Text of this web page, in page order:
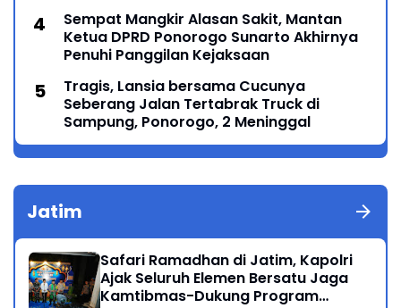
Sempat Mangkir Alasan Sakit, Mantan
Ketua DPRD Ponorogo Sunarto Akhirnya
Penuhi Panggilan Kejaksaan
Tragis, Lansia bersama Cucunya
Seberang Jalan Tertabrak Truck di
Sampung, Ponorogo, 2 Meninggal
Jatim
Safari Ramadhan di Jatim, Kapolri
Ajak Seluruh Elemen Bersatu Jaga
Kamtibmas-Dukung Program